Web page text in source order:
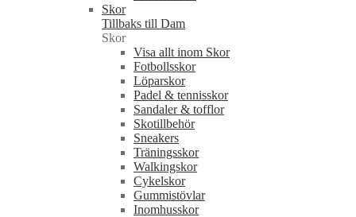
Skor
Tillbaks till Dam
Skor
Visa allt inom Skor
Fotbollsskor
Löparskor
Padel & tennisskor
Sandaler & tofflor
Skotillbehör
Sneakers
Träningsskor
Walkingskor
Cykelskor
Gummistövlar
Inomhusskor